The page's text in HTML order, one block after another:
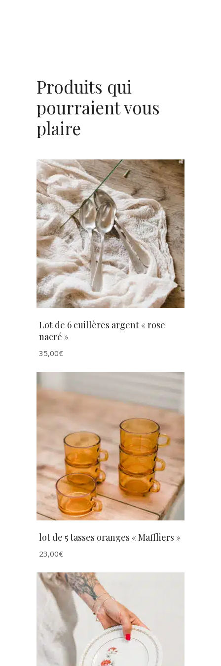
Produits qui
pourraient vous
plaire
AJOUTER AU PANIER
Lot de 6 cuillères argent « rose
nacré »
35,00€
AJOUTER AU PANIER
lot de 5 tasses oranges « Maffliers »
23,00€
AJOUTER AU PANIER